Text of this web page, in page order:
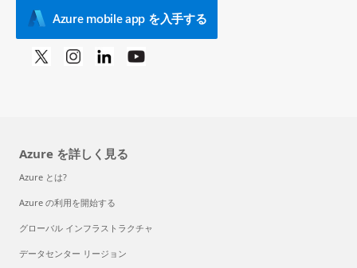
Azure mobile app を入手する
Azure を詳しく見る
Azure とは?
Azure の利用を開始する
グローバル インフラストラクチャ
データセンター リージョン